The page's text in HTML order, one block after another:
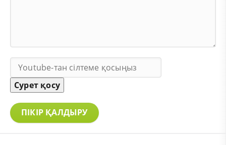
Сурет қосу
ПІКІР ҚАЛДЫРУ